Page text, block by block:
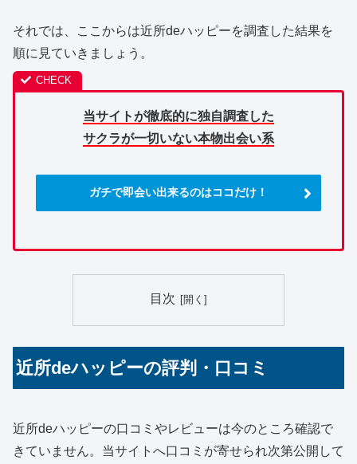
それでは、ここからは近所deハッピーを調査した結果を
順に見ていきましょう。
当サイトが徹底的に独自調査した
サクラが一切いない本物出会い系
ガチで即会い出来るのはココだけ！
目次
近所deハッピーの評判・口コミ
近所deハッピーの口コミやレビューは今のところ確認で
きていません。当サイトへ口コミが寄せられ次第公開して